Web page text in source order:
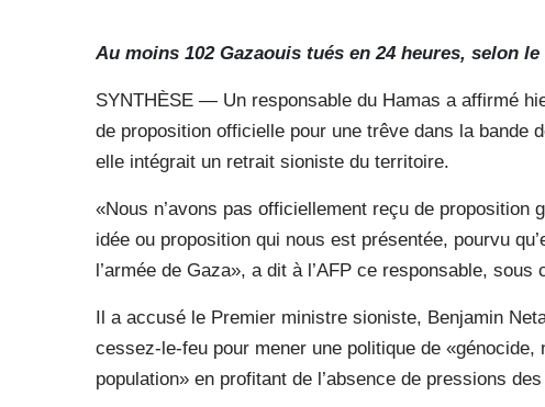
Au moins 102 Gazaouis tués en 24 heures, selon
SYNTHÈSE — Un responsable du Hamas a affirmé
de proposition officielle pour une trêve dans la bande
elle intégrait un retrait sioniste du territoire.
«Nous n’avons pas officiellement reçu de
idée ou proposition qui nous est présentée, pourvu
l’armée de Gaza», a dit à l’AFP ce responsable, sous
Il a accusé le Premier ministre sioniste, Benjamin
cessez-le-feu pour mener une politique de
population» en profitant de l’absence de pressions